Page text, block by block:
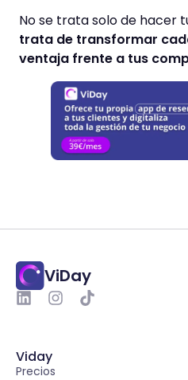
No se trata solo de hacer
trata de transformar
ventaja frente a tus
ViDay
Viday
Precios